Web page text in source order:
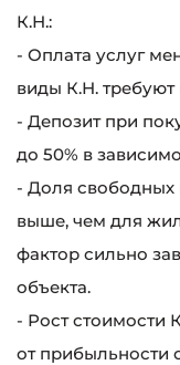
К.Н.:
- Оплата услуг
виды К.Н.
- Депозит при
до 50% в
- Доля свободных
выше, чем для
фактор сильно
объекта.
- Рост стоимости
от прибыльности